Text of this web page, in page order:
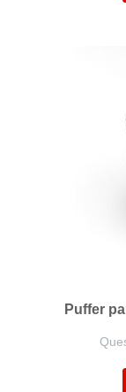
Puffer